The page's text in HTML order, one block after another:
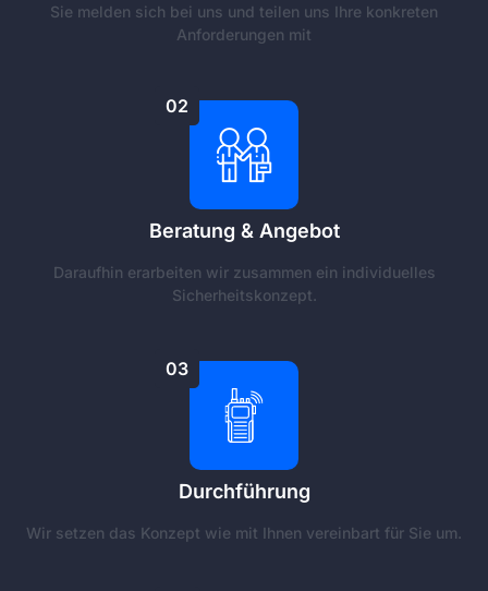
Sie melden sich bei uns und teilen uns Ihre konkreten
Anforderungen mit
02
Beratung & Angebot
Daraufhin erarbeiten wir zusammen ein individuelles
Sicherheitskonzept.
03
Durchführung
Wir setzen das Konzept wie mit Ihnen vereinbart für Sie um.